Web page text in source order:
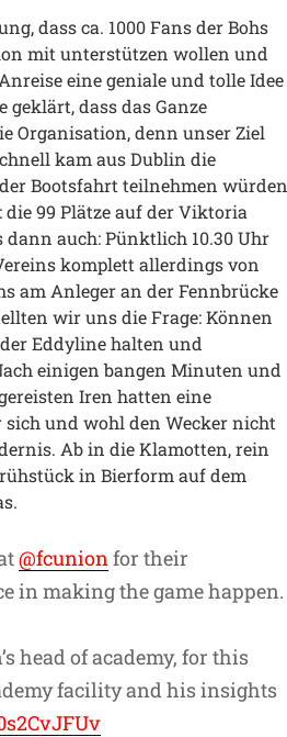
dass ca. 1000 Fans der Bohs
mit unterstützen wollen und
eine geniale und tolle Idee
dass das Ganze
Organisation, denn unser Ziel
kam aus Dublin die
Bootsfahrt teilnehmen würden
99 Plätze auf der Viktoria
auch: Pünktlich 10.30 Uhr
komplett allerdings von
am Anleger an der Fennbrücke
wir uns die Frage: Können
Eddyline halten und
einigen bangen Minuten und
Iren hatten eine
und wohl den Wecker nicht
Ab in die Klamotten, rein
in Bierform auf dem
@fcunionfor their
in making the game happen.
head of academy, for this
facility and his insights